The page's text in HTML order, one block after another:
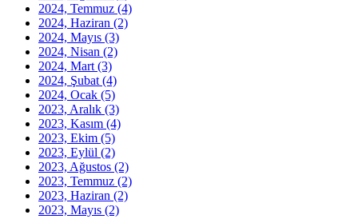
2024, Temmuz (4)
2024, Haziran (2)
2024, Mayıs (3)
2024, Nisan (2)
2024, Mart (3)
2024, Şubat (4)
2024, Ocak (5)
2023, Aralık (3)
2023, Kasım (4)
2023, Ekim (5)
2023, Eylül (2)
2023, Ağustos (2)
2023, Temmuz (2)
2023, Haziran (2)
2023, Mayıs (2)